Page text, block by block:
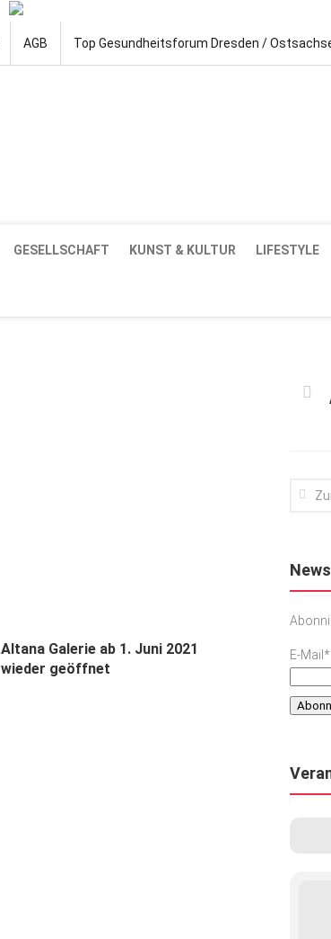
AGB Top Gesundheitsforum Dresden /
GESELLSCHAFT KUNST & KULTUR LIFESTYLE
Altana Galerie ab 1. Juni 2021
wieder geöffnet
E-Mail*